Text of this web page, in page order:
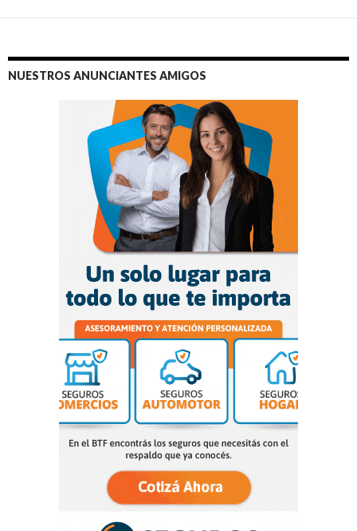
NUESTROS ANUNCIANTES AMIGOS